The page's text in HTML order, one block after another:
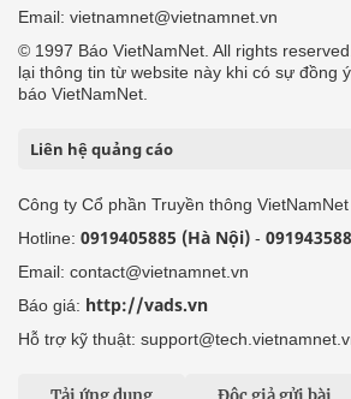
Email: vietnamnet@vietnamnet.vn
© 1997 Báo VietNamNet. All rights
lại thông tin từ website này khi có sự đồng
báo VietNamNet.
Liên hệ quảng cáo
Công ty Cổ phần Truyền thông VietNamNet
Hotline: 0919405885 (Hà Nội) -
Email: contact@vietnamnet.vn
Báo giá: http://vads.vn
Hỗ trợ kỹ thuật: